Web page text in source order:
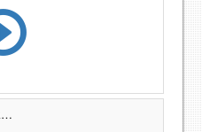
Jubiläumsjahr - Zeit der Rückkehr!